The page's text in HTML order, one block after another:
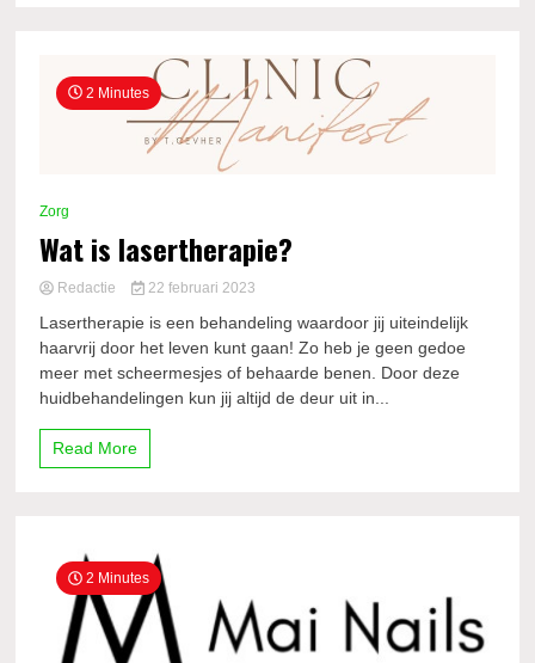
2 Minutes
Zorg
Wat is lasertherapie?
Redactie 22 februari 2023
Lasertherapie is een behandeling waardoor jij uiteindelijk
haarvrij door het leven kunt gaan! Zo heb je geen gedoe
meer met scheermesjes of behaarde benen. Door deze
huidbehandelingen kun jij altijd de deur uit in...
Read More
2 Minutes